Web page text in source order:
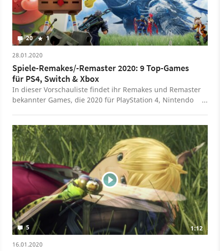
20 1
28.01.2020
Spiele-Remakes/-Remaster 2020: 9 Top-Games
für PS4, Switch & Xbox
In dieser Vorschauliste findet ihr Remakes und Remaster
bekannter Games, die 2020 für PlayStation 4, Nintendo
5
1:12
16.01.2020